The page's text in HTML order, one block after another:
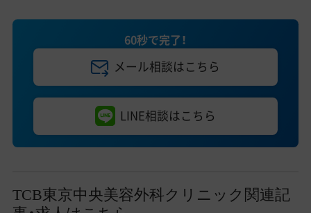
60秒で完了！
メール相談はこちら
LINE相談はこちら
TCB東京中央美容外科クリニック関連記